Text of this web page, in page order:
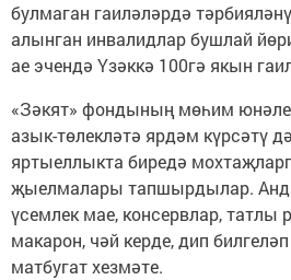
булмаган гаиләләрдә
алынган инвалидлар бушлай
ае эчендә Үзәккә 100гә якын
«Зәкят» фондының мөһим
азык-төлекләтә ярдәм күрсәтү
яртыеллыкта биредә
җыелмалары тапшырдылар.
үсемлек мае, консервлар, татлы
макарон, чәй керде, дип
матбугат хезмәте.